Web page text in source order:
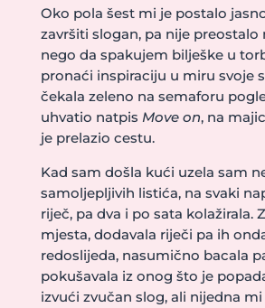
Oko pola šest mi je postalo
završiti slogan, pa nije preostalo
nego da spakujem bilješke u
pronaći inspiraciju u miru svoje
čekala zeleno na semaforu
uhvatio natpis Move on, na
je prelazio cestu.
Kad sam došla kući uzela sam
samoljepljivih listića, na svaki
riječ, pa dva i po sata kolažirala.
mjesta, dodavala riječi pa ih
redoslijeda, nasumično bacala
pokušavala iz onog što je
izvući zvučan slog, ali nijedna